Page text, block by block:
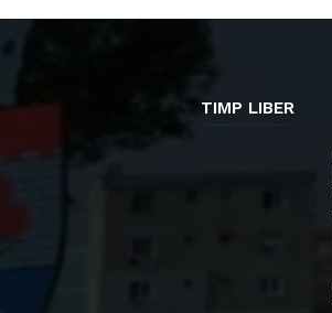
TIMP LIBER